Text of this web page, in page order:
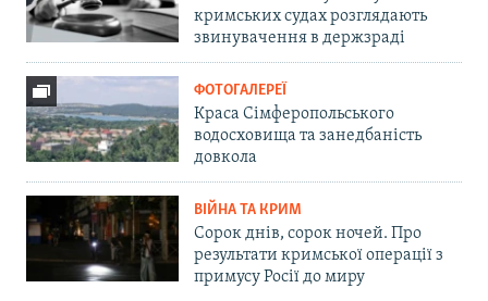
кримських судах розглядають
звинувачення в держзраді
ФОТОГАЛЕРЕЇ
Краса Сімферопольського
водосховища та занедбаність
довкола
ВІЙНА ТА КРИМ
Сорок днів, сорок ночей. Про
результати кримської операції з
примусу Росії до миру